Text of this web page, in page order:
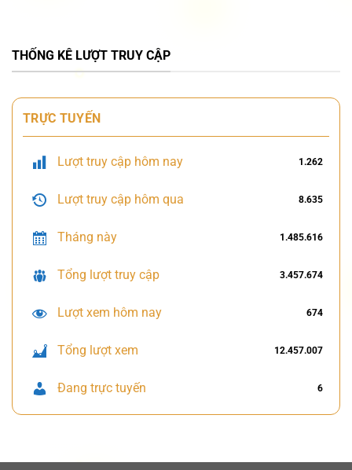
THỐNG KÊ LƯỢT TRUY CẬP
TRỰC TUYẾN
Lượt truy cập hôm nay 1.262
Lượt truy cập hôm qua 8.635
Tháng này 1.485.616
Tổng lượt truy cập 3.457.674
Lượt xem hôm nay 674
Tổng lượt xem 12.457.007
Đang trực tuyến 6